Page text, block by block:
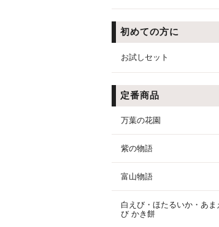
初めての方に
お試しセット
定番商品
万葉の花園
紫の物語
富山物語
白えび・ほたるいか・あま
び かき餅